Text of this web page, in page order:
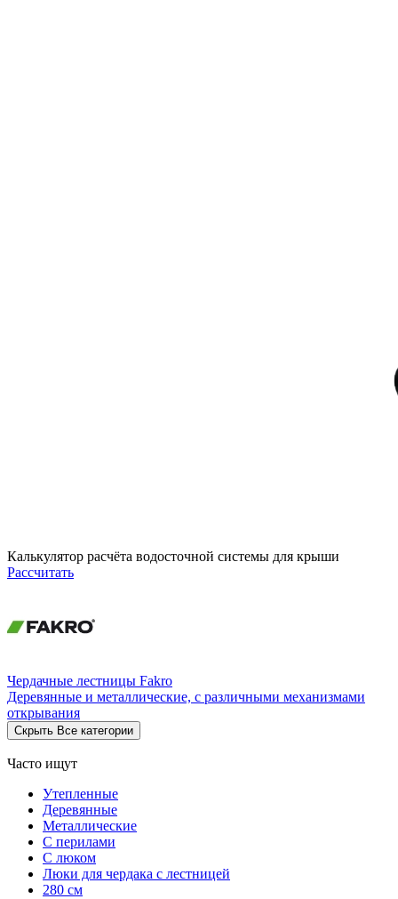
Калькулятор расчёта водосточной системы для крыши
Рассчитать
Чердачные лестницы Fakro
Деревянные и металлические, с различными механизмами
открывания
Скрыть Все категории
Часто ищут
Утепленные
Деревянные
Металлические
С перилами
С люком
Люки для чердака с лестницей
280 см